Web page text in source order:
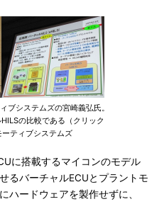
ブシステムズの宮崎義弘氏。
の比較である（クリック
ティブシステムズ
に搭載するマイコンのモデル
るバーチャルECUとプラントモ
ハードウェアを製作せずに、